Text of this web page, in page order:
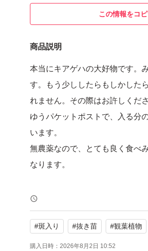
この情報をコ
商品説明
本当にキアゲハの大好物です。
す。もう少ししたらもしかした
れません。その際はお許しくださ
ゆうパケットポストで、入る分
います。
無農薬なので、とても良く食べ
なります。
よろしくお願いいたします。
#斑入り #抜き苗 #観葉植物
購入日時： 2026年8月2日 10:52